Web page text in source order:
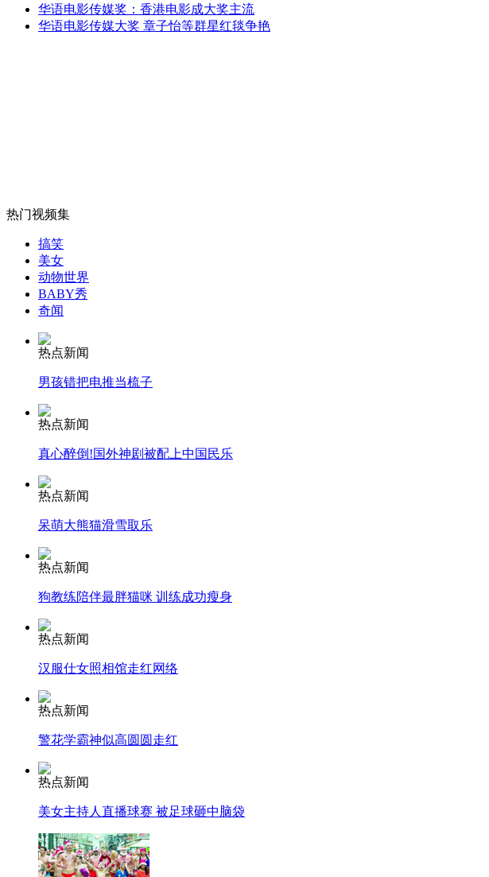
老鼠钻进裤腿 女子被迫地铁上脱裤子
女孩北京地铁殴打老人 痛下狠手拳打脚踢
无痛分娩是否安全 医生回应
外交部：反对强权政治霸凌主义
外交部：有关国家言论片面不公正
安徽一实载49人客车翻车
消防员救轻生者
司机酒驾遇交警 急速倒车逃窜
华语电影传媒奖：香港电影成大奖主流
华语电影传媒大奖 章子怡等群星红毯争艳
热门视频集
搞笑
美女
动物世界
BABY秀
奇闻
热点新闻
男孩错把电推当梳子
热点新闻
真心醉倒!国外神剧被配上中国民乐
热点新闻
呆萌大熊猫滑雪取乐
热点新闻
狗教练陪伴最胖猫咪 训练成功瘦身
热点新闻
汉服仕女照相馆走红网络
热点新闻
警花学霸神似高圆圆走红
热点新闻
美女主持人直播球赛 被足球砸中脑袋